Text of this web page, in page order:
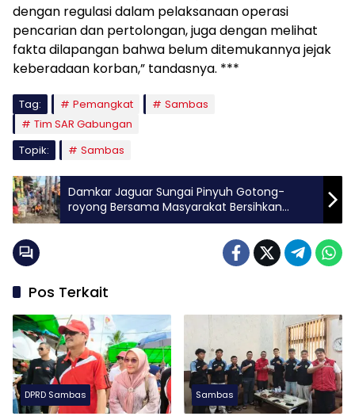
dengan regulasi dalam pelaksanaan operasi
pencarian dan pertolongan, juga dengan melihat
fakta dilapangan bahwa belum ditemukannya jejak
keberadaan korban,” tandasnya. ***
Tag: Pemangkat
Sambas
Tim SAR Gabungan
Topik:
Sambas
Damkar Jaguar Sungai Pinyuh Gotong-
royong Bersama Masyarakat Bersihkan
Selokan
Pos Terkait
DPRD Sambas Sambas